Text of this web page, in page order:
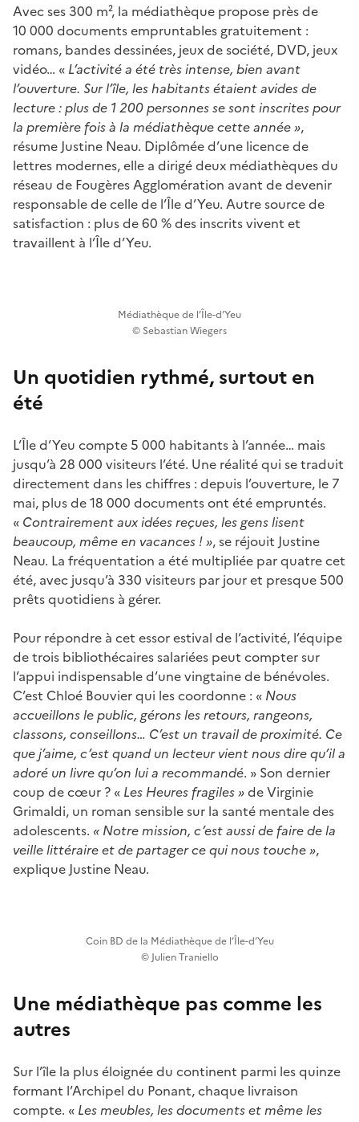
Avec ses 300 m², la médiathèque propose près de
10 000 documents empruntables gratuitement :
romans, bandes dessinées, jeux de société, DVD, jeux
vidéo… « L’activité a été très intense, bien avant
l’ouverture. Sur l’île, les habitants étaient avides de
lecture : plus de 1 200 personnes se sont inscrites pour
la première fois à la médiathèque cette année »,
résume Justine Neau. Diplômée d’une licence de
lettres modernes, elle a dirigé deux médiathèques du
réseau de Fougères Agglomération avant de devenir
responsable de celle de l’Île d’Yeu. Autre source de
satisfaction : plus de 60 % des inscrits vivent et
travaillent à l’Île d’Yeu.
Médiathèque de l’Île-d’Yeu
© Sebastian Wiegers
Un quotidien rythmé, surtout en
été
L’Île d’Yeu compte 5 000 habitants à l’année… mais
jusqu’à 28 000 visiteurs l’été. Une réalité qui se traduit
directement dans les chiffres : depuis l’ouverture, le 7
mai, plus de 18 000 documents ont été empruntés.
« Contrairement aux idées reçues, les gens lisent
beaucoup, même en vacances ! », se réjouit Justine
Neau. La fréquentation a été multipliée par quatre cet
été, avec jusqu’à 330 visiteurs par jour et presque 500
prêts quotidiens à gérer.
Pour répondre à cet essor estival de l’activité, l’équipe
de trois bibliothécaires salariées peut compter sur
l’appui indispensable d’une vingtaine de bénévoles.
C’est Chloé Bouvier qui les coordonne : « Nous
accueillons le public, gérons les retours, rangeons,
classons, conseillons… C’est un travail de proximité. Ce
que j’aime, c’est quand un lecteur vient nous dire qu’il a
adoré un livre qu’on lui a recommandé. » Son dernier
coup de cœur ? « Les Heures fragiles »de Virginie
Grimaldi, un roman sensible sur la santé mentale des
adolescents. « Notre mission, c’est aussi de faire de la
veille littéraire et de partager ce qui nous touche »,
explique Justine Neau.
Coin BD de la Médiathèque de l’Île-d’Yeu
© Julien Traniello
Une médiathèque pas comme les
autres
Sur l’île la plus éloignée du continent parmi les quinze
formant l’Archipel du Ponant, chaque livraison
compte. « Les meubles, les documents et même les